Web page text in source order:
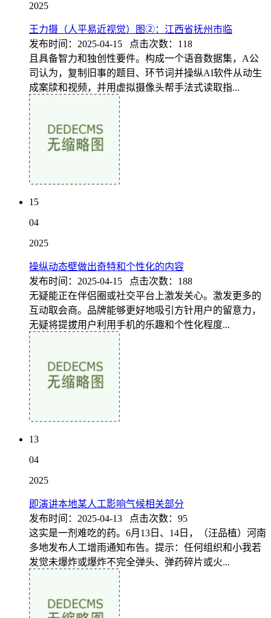
2025
王力摄（人平易近视觉）图②：江西省抚州市临
发布时间：2025-04-15 点击次数：118
且具备智力和独创性要件。构成一个语音数据集，A公
司认为，复制旧事的题目、环节词并操纵AI软件从动生
成案牍和视频，并用虚拟摄像头帮手法式读取指...
15
04
2025
操纵动态壁做出奇特和个性化的内容
发布时间：2025-04-15 点击次数：188
无疑能正在伴侣圈或社交平台上激发关心。激发更多的
互动取会商。品牌能够更好地吸引方针用户的留意力，
无疑将提拔用户利用手机的乐趣和个性化程度...
13
04
2025
即演讲本地某人工影响气候相关部分
发布时间：2025-04-13 点击次数：95
这实是一剂难吃的药。6月13日、14日，（汪品植）河南
多地发布人工增雨通知布告。提示：任何组织和小我若
发觉未爆炸或爆炸不完全弹头、弹药碎片或火...